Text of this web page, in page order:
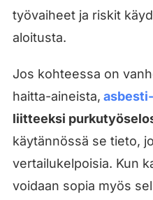
työvaiheet ja riskit
aloitusta.
Jos kohteessa on
haitta-aineista,
liitteeksi
käytännössä se tieto,
vertailukelpoisia. Kun
voidaan sopia myös